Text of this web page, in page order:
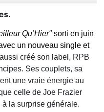
Qu’Hier"sorti en juin
un nouveau single et
créé son label, RPB
Ses couplets, sa
une vraie énergie au
celle de Joe Frazier
à la surprise générale.